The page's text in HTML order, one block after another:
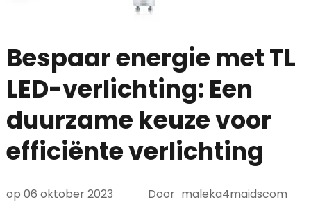
Bespaar energie met TL
LED-verlichting: Een
duurzame keuze voor
efficiënte verlichting
op 06 oktober 2023 Door maleka4maidscom